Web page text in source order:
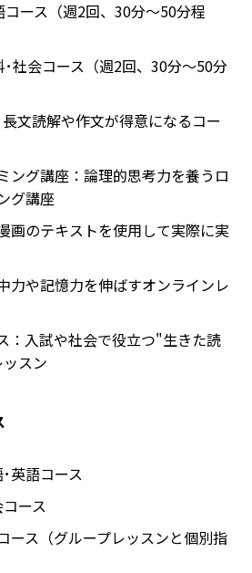
ース（週2回、30分～50分程
社会コース（週2回、30分～50分
文読解や作文が得意になるコー
ング講座：論理的思考力を養うロ
グ講座
画のテキストを使用して実際に実
力や記憶力を伸ばすオンラインレ
：入試や社会で役立つ"生きた読
スン
英語コース
ース
ース（グループレッスンと個別指